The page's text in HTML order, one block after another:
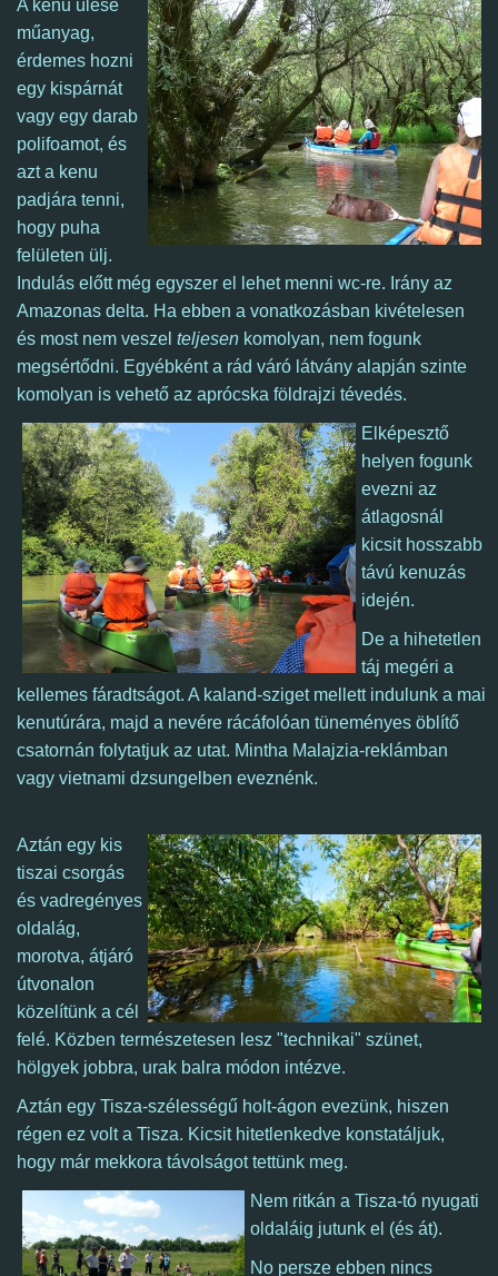
A kenu ülése
műanyag,
érdemes hozni
egy kispárnát
vagy egy darab
polifoamot, és
azt a kenu
padjára tenni,
hogy puha
felületen ülj.
Indulás előtt még egyszer el lehet menni wc-re. Irány az
Amazonas delta. Ha ebben a vonatkozásban kivételesen
és most nem veszel teljesen komolyan, nem fogunk
megsértődni. Egyébként a rád váró látvány alapján szinte
komolyan is vehető az aprócska földrajzi tévedés.
Elképesztő
helyen fogunk
evezni az
átlagosnál
kicsit hosszabb
távú kenuzás
idején.
De a hihetetlen
táj megéri a
kellemes fáradtságot. A kaland-sziget mellett indulunk a mai
kenutúrára, majd a nevére rácáfolóan tüneményes öblítő
csatornán folytatjuk az utat. Mintha Malajzia-reklámban
vagy vietnami dzsungelben eveznénk.
Aztán egy kis
tiszai csorgás
és vadregényes
oldalág,
morotva, átjáró
útvonalon
közelítünk a cél
felé. Közben természetesen lesz "technikai" szünet,
hölgyek jobbra, urak balra módon intézve.
Aztán egy Tisza-szélességű holt-ágon evezünk, hiszen
régen ez volt a Tisza. Kicsit hitetlenkedve konstatáljuk,
hogy már mekkora távolságot tettünk meg.
Nem ritkán a Tisza-tó nyugati
oldaláig jutunk el (és át).
No persze ebben nincs